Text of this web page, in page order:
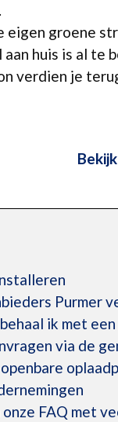
eigen groene
aan huis is al te
verdien je
Purmer
ik met
via de
FAQ met